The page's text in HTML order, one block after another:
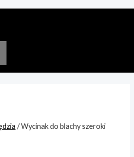
/ Wycinak do blachy szeroki